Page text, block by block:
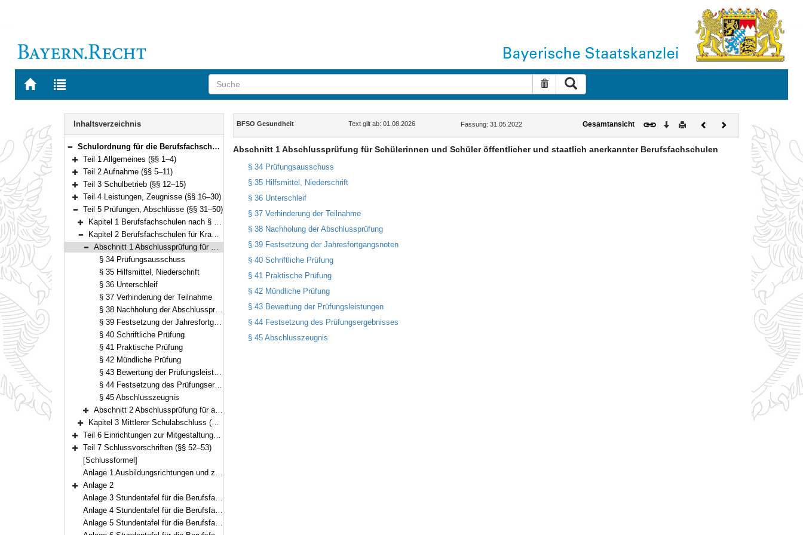
Zur
BAYERN.RECHT
Zur
letzten
Suche zurücksetzen
Navigation
Inhaltsverzeichnis
Bereich reduzieren
Schulordnung für die Berufsfachschulen des Gesundheitswesens (Berufsfachschulordnung Gesundheitswesen – BFSO Gesundheit) Vom 31. Mai 2022 (GVBl. S. 322) BayRS 2236-4-1-2-K (§§ 1–53)
Bereich erweitern
Teil 1 Allgemeines (§§ 1–4)
Bereich erweitern
Teil 2 Aufnahme (§§ 5–11)
Bereich erweitern
Teil 3 Schulbetrieb (§§ 12–15)
Bereich erweitern
Teil 4 Leistungen, Zeugnisse (§§ 16–30)
Bereich reduzieren
Teil 5 Prüfungen, Abschlüsse (§§ 31–50)
Bereich erweitern
Kapitel 1 Berufsfachschulen nach § 1 Abs. 1 Satz 1 Nr. 1 und 4 bis 14 (§§ 31–33)
Bereich reduzieren
Kapitel 2 Berufsfachschulen für Krankenpflegehilfe und für Altenpflegehilfe (§§ 34–49)
Bereich reduzieren
Abschnitt 1 Abschlussprüfung für Schülerinnen und Schüler öffentlicher und staatlich anerkannter Berufsfachschulen (§§ 34–45)
§ 34 Prüfungsausschuss
§ 35 Hilfsmittel, Niederschrift
§ 36 Unterschleif
§ 37 Verhinderung der Teilnahme
§ 38 Nachholung der Abschlussprüfung
§ 39 Festsetzung der Jahresfortgangsnoten
§ 40 Schriftliche Prüfung
§ 41 Praktische Prüfung
§ 42 Mündliche Prüfung
§ 43 Bewertung der Prüfungsleistungen
§ 44 Festsetzung des Prüfungsergebnisses
§ 45 Abschlusszeugnis
Bereich erweitern
Abschnitt 2 Abschlussprüfung für andere Bewerberinnen und Bewerber (§§ 46–49)
Bereich erweitern
Kapitel 3 Mittlerer Schulabschluss (§ 50)
Bereich erweitern
Teil 6 Einrichtungen zur Mitgestaltung des schulischen Lebens (§ 51)
Bereich erweitern
Teil 7 Schlussvorschriften (§§ 52–53)
[Schlussformel]
Anlage 1 Ausbildungsrichtungen und zuzuerkennende Berufsbezeichnungen
Bereich erweitern
Anlage 2
Anlage 3 Stundentafel für die Berufsfachschulen für Krankenpflegehilfe
Anlage 4 Stundentafel für die Berufsfachschulen für Altenpflegehilfe
Anlage 5 Stundentafel für die Berufsfachschulen für Notfallsanitäterinnen und Notfallsanitäter
Inhalt
BFSO Gesundheit Text gilt ab: 01.08.2026 Fassung: 31.05.2022 Gesamtansicht Download
DruckenVorherigesNächstes
Dokument
Abschnitt 1 Abschlussprüfung für Schülerinnen und Schüler öffentlicher und staatlich anerkannter Berufsfachschulen
§ 34 Prüfungsausschuss
§ 35 Hilfsmittel, Niederschrift
§ 36 Unterschleif
§ 37 Verhinderung der Teilnahme
§ 38 Nachholung der Abschlussprüfung
§ 39 Festsetzung der Jahresfortgangsnoten
§ 40 Schriftliche Prüfung
§ 41 Praktische Prüfung
§ 42 Mündliche Prüfung
§ 43 Bewertung der Prüfungsleistungen
§ 44 Festsetzung des Prüfungsergebnisses
§ 45 Abschlusszeugnis